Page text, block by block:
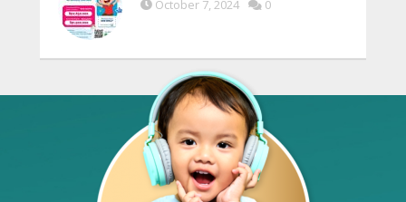
October 7, 2024 0